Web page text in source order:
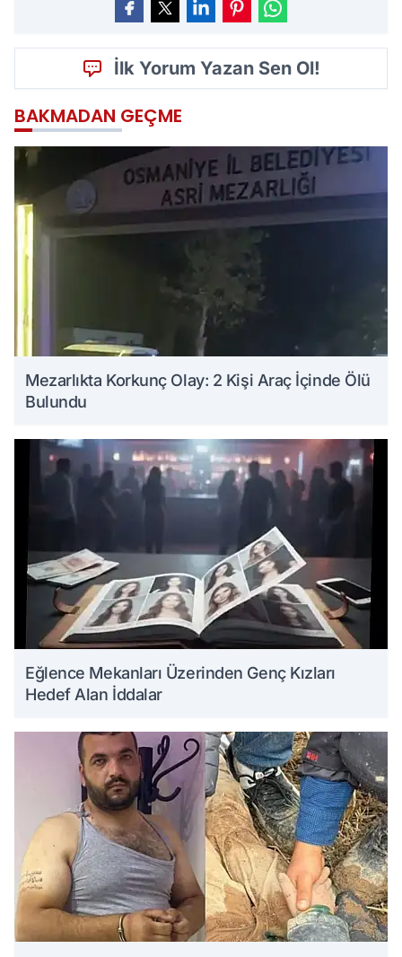
İlk Yorum Yazan Sen Ol!
BAKMADAN GEÇME
Mezarlıkta Korkunç Olay: 2 Kişi Araç İçinde Ölü
Bulundu
Eğlence Mekanları Üzerinden Genç Kızları
Hedef Alan İddalar